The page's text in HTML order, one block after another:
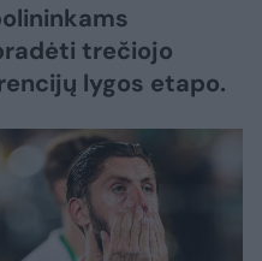
trečiojo
lygos etapo.